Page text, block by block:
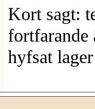
Kort sagt:
fortfarande
hyfsat